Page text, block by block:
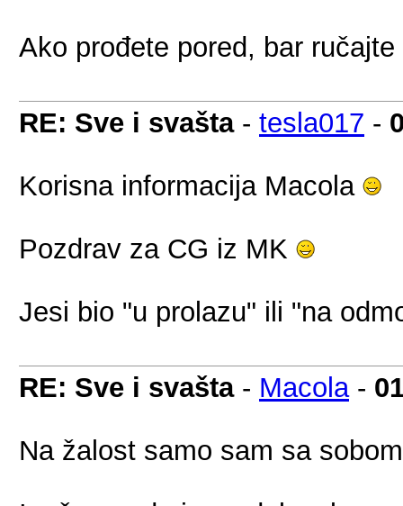
Ako prođete pored, bar
RE: Sve i svašta- tesla017 -
Korisna informacija Macola
Pozdrav za CG iz MK
Jesi bio "u prolazu" ili "na
RE: Sve i svašta- Macola-
Na žalost samo sam sa